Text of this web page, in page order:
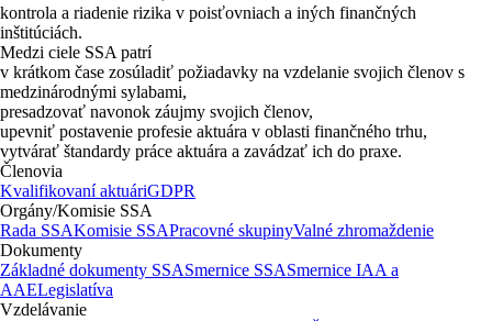
kontrola a riadenie rizika v poisťovniach a iných finančných
inštitúciách.
Medzi ciele SSA patrí
v krátkom čase zosúladiť požiadavky na vzdelanie svojich členov s
medzinárodnými sylabami,
presadzovať navonok záujmy svojich členov,
upevniť postavenie profesie aktuára v oblasti finančného trhu,
vytvárať štandardy práce aktuára a zavádzať ich do praxe.
Členovia
Kvalifikovaní aktuáriGDPR
Orgány/Komisie SSA
Rada SSAKomisie SSAPracovné skupinyValné zhromaždenie
Dokumenty
Základné dokumenty SSASmernice SSASmernice IAA a
AAELegislatíva
Vzdelávanie